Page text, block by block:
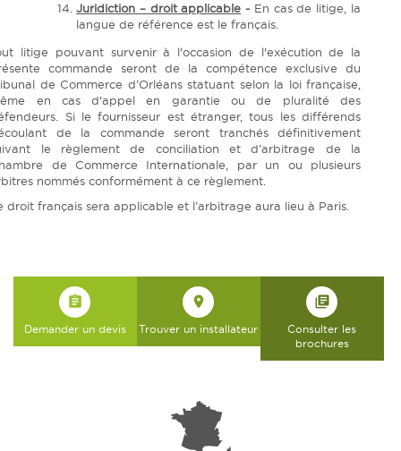
Juridiction – droit applicable - En cas de litige, la
langue de référence est le français.
litige pouvant survenir à l'occasion de l'exécution de la
commande seront de la compétence exclusive du
de Commerce d’Orléans statuant selon la loi française,
en cas d'appel en garantie ou de pluralité des
Si le fournisseur est étranger, tous les différends
de la commande seront tranchés définitivement
le règlement de conciliation et d’arbitrage de la
de Commerce Internationale, par un ou plusieurs
nommés conformément à ce règlement.
droit français sera applicable et l’arbitrage aura lieu à Paris.
assignment
Demander un devis
place
Trouver un installateur
library_books
Consulter les
brochures